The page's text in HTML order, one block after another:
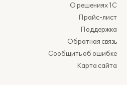
О решениях 1С
Прайс-лист
Поддержка
Обратная связь
Сообщить об ошибке
Карта сайта